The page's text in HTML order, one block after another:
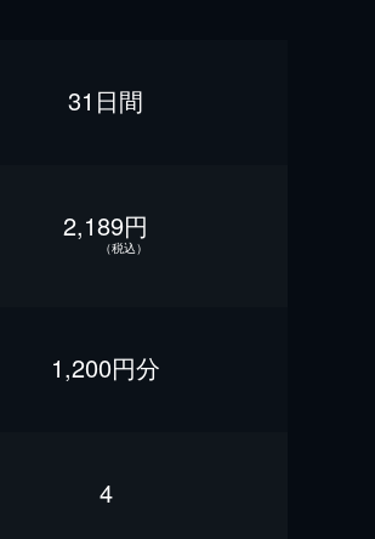
31日間
2,189円
（税込）
1,200円分
4